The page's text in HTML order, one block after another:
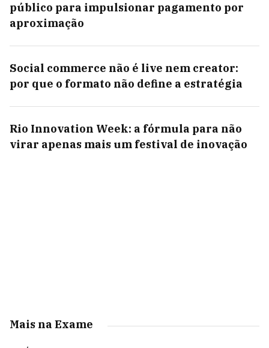
público para impulsionar pagamento por
aproximação
Social commerce não é live nem creator:
por que o formato não define a estratégia
Rio Innovation Week: a fórmula para não
virar apenas mais um festival de inovação
Mais na Exame